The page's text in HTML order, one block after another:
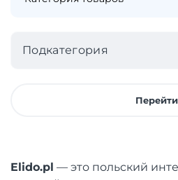
Подкатегория
Перейти
Elido.pl — это польский